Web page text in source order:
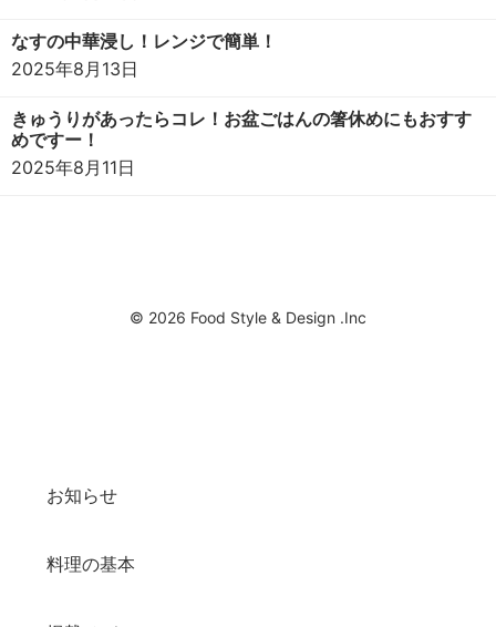
なすの中華浸し！レンジで簡単！
2025年8月13日
きゅうりがあったらコレ！お盆ごはんの箸休めにもおすす
めですー！
2025年8月11日
© 2026 Food Style & Design .Inc
お知らせ
料理の基本